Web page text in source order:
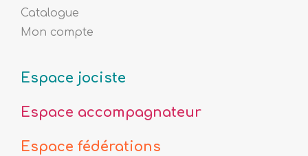
Catalogue
Mon compte
Espace jociste
Espace accompagnateur
Espace fédérations